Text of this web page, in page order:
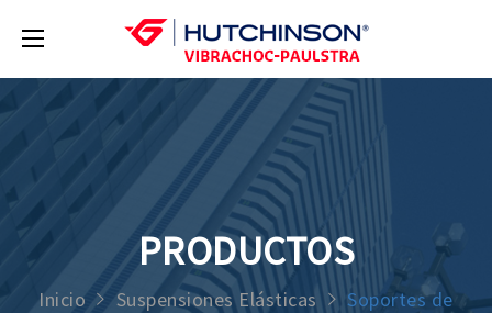
PRODUCTOS
Inicio Suspensiones Elásticas
Soportes de